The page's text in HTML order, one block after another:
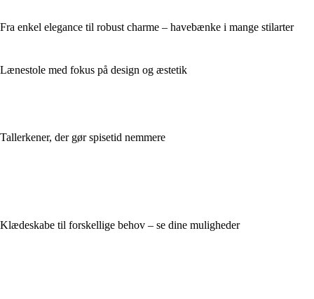
Fra enkel elegance til robust charme – havebænke i mange stilarter
Lænestole med fokus på design og æstetik
Tallerkener, der gør spisetid nemmere
Klædeskabe til forskellige behov – se dine muligheder